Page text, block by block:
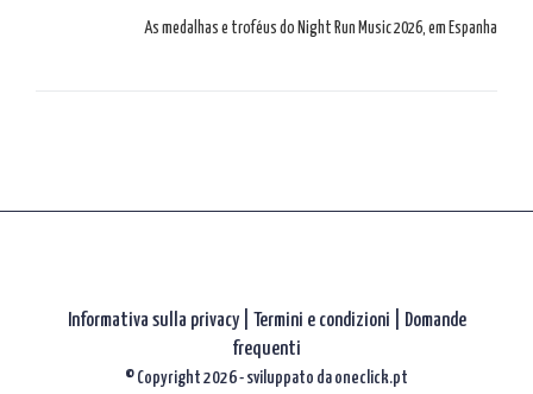
As medalhas e troféus do Night Run Music 2026, em Espanha
Informativa sulla privacy| Termini e condizioni |
Domande
frequenti
© Copyright 2026 - sviluppato da oneclick.pt